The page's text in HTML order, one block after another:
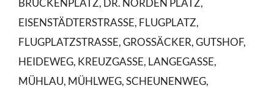
EISENSTÄDTERSTRASSE, FLUGPLATZ,
FLUGPLATZSTRASSE, GROSSÄCKER, GUTSHOF,
HEIDEWEG, KREUZGASSE, LANGEGASSE,
MÜHLAU, MÜHLWEG, SCHEUNENWEG,